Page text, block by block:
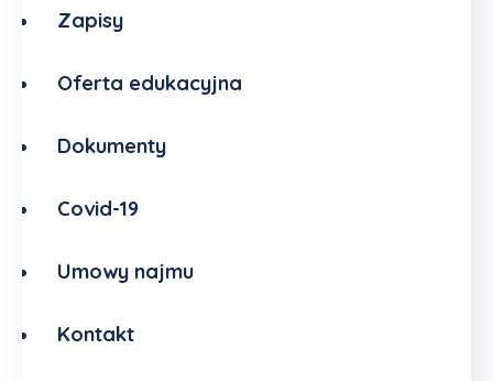
Zapisy
Oferta edukacyjna
Dokumenty
Covid-19
Umowy najmu
Kontakt